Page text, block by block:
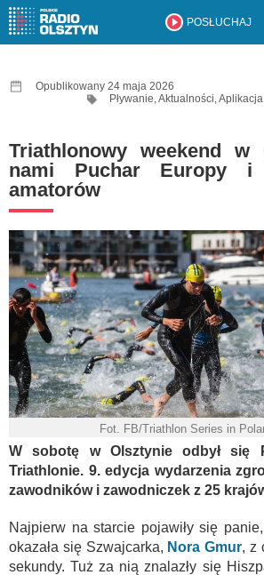
POSŁUCHAJ
Opublikowany 24 maja 2026
Pływanie,Aktualności,
Triathlonowy weekend w
nami Puchar Europy i
amatorów
Fot. FB/Triathlon Series in
W sobotę w Olsztynie odbył się
Triathlonie. 9. edycja wydarzenia
zawodników i zawodniczek z 25
Najpierw na starcie pojawiły się
okazała się Szwajcarka, Nora Gmur, z
sekundy. Tuż za nią znalazły się